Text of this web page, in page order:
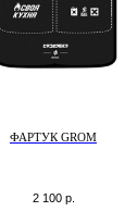
ФАРТУК GROM
2 100 р.